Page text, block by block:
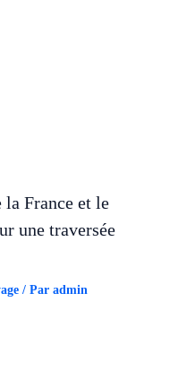
la France et le
une traversée
/ Par admin